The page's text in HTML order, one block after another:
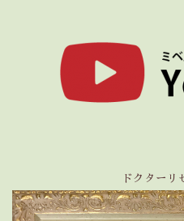
ドクターリ